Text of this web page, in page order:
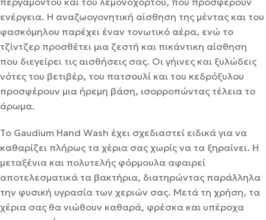
ενέργεια. Η αναζωογονητική αίσθηση της μέντας και του
φασκόμηλου παρέχει έναν τονωτικό αέρα, ενώ το
τζίντζερ προσθέτει μια ζεστή και πικάντικη αίσθηση
που διεγείρει τις αισθήσεις σας. Οι γήινες και ξυλώδεις
νότες του βετιβέρ, του πατσουλί και του κεδρόξυλου
προσφέρουν μια ήρεμη βάση, ισορροπώντας τέλεια το
άρωμα.
Το Gaudium Hand Wash έχει σχεδιαστεί ειδικά για να
καθαρίζει πλήρως τα χέρια σας χωρίς να τα ξηραίνει. Η
μεταξένια και πολυτελής φόρμουλα αφαιρεί
αποτελεσματικά τα βακτήρια, διατηρώντας παράλληλα
την φυσική υγρασία των χεριών σας. Μετά τη χρήση, τα
χέρια σας θα νιώθουν καθαρά, φρέσκα και υπέροχα